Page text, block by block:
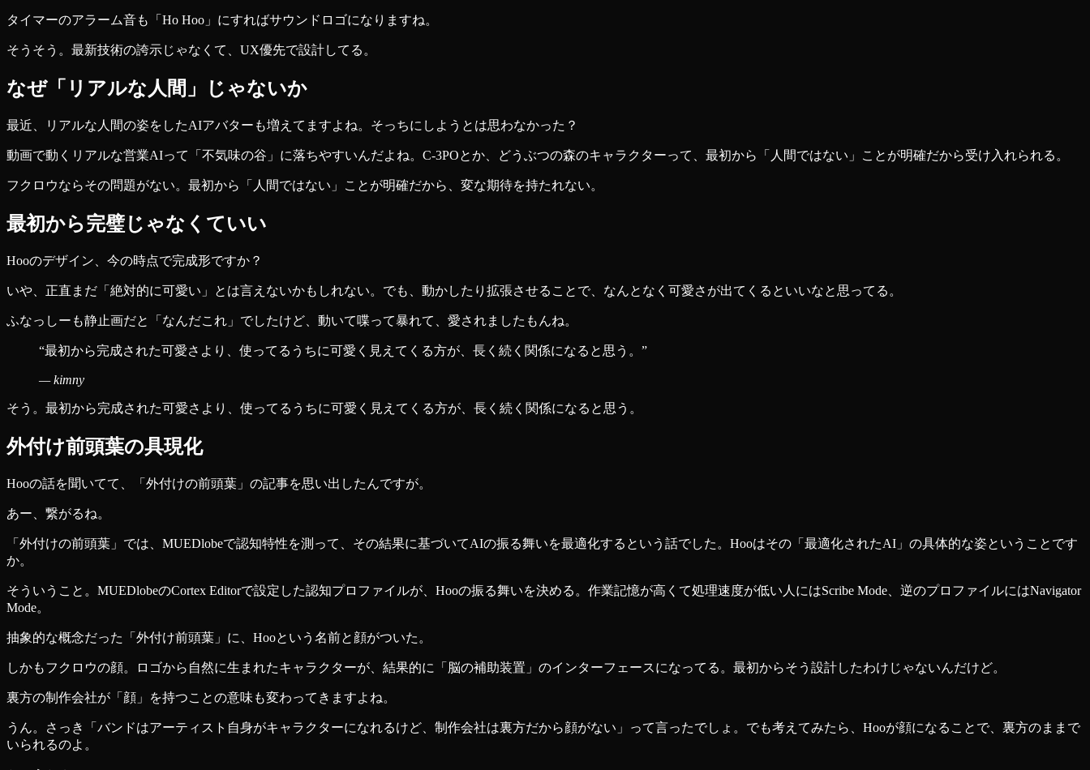
タイマーのアラーム音も「Ho Hoo」にすればサウンドロゴになりますね。
そうそう。最新技術の誇示じゃなくて、UX優先で設計してる。
なぜ「リアルな人間」じゃないか
最近、リアルな人間の姿をしたAIアバターも増えてますよね。そっちにしようとは思わなかった？
動画で動くリアルな営業AIって「不気味の谷」に落ちやすいんだよね。C-3POとか、どうぶつの森のキャラクターって、最初から「人間ではない」ことが明確だから受け入れられる。
フクロウならその問題がない。最初から「人間ではない」ことが明確だから、変な期待を持たれない。
最初から完璧じゃなくていい
Hooのデザイン、今の時点で完成形ですか？
いや、正直まだ「絶対的に可愛い」とは言えないかもしれない。でも、動かしたり拡張させることで、なんとなく可愛さが出てくるといいなと思ってる。
ふなっしーも静止画だと「なんだこれ」でしたけど、動いて喋って暴れて、愛されましたもんね。
“最初から完成された可愛さより、使ってるうちに可愛く見えてくる方が、長く続く関係になると思う。 ”
—kimny
そう。最初から完成された可愛さより、使ってるうちに可愛く見えてくる方が、長く続く関係になると思う。
外付け前頭葉の具現化
Hooの話を聞いてて、「外付けの前頭葉」の記事を思い出したんですが。
あー、繋がるね。
「外付けの前頭葉」では、MUEDlobeで認知特性を測って、その結果に基づいてAIの振る舞いを最適化するという話でした。Hooはその「最適化されたAI」の具体的な姿ということです
か。
そういうこと。MUEDlobeのCortex Editorで設定した認知プロファイルが、Hooの振る舞いを決める。作業記憶が高くて処理速度が低い人にはScribe Mode、逆のプロファイルにはNavigator
Mode。
抽象的な概念だった「外付け前頭葉」に、Hooという名前と顔がついた。
しかもフクロウの顔。ロゴから自然に生まれたキャラクターが、結果的に「脳の補助装置」のインターフェースになってる。最初からそう設計したわけじゃないんだけど。
裏方の制作会社が「顔」を持つことの意味も変わってきますよね。
うん。さっき「バンドはアーティスト自身がキャラクターになれるけど、制作会社は裏方だから顔がない」って言ったでしょ。でも考えてみたら、Hooが顔になることで、裏方のままで
いられるのよ。